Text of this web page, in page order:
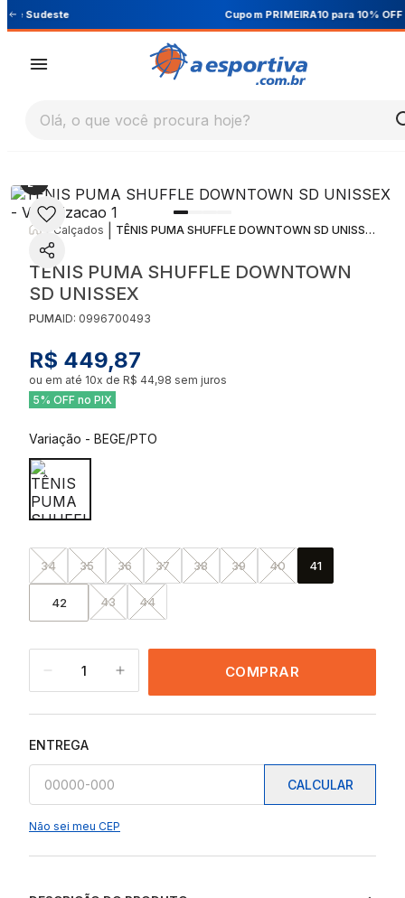
Cupom PRIMEIRA10 para 10% OFF na 1ª compra
Olá, o que você procura hoje?
Calçados TÊNIS PUMA SHUFFLE DOWNTOWN SD UNISSEX
TÊNIS PUMA SHUFFLE DOWNTOWN
SD UNISSEX
PUMAID: 0996700493
R$ 449,87
ou em até 10x de R$ 44,98 sem juros
5% OFF no PIX
Variação - BEGE/PTO
34 35 36 37 38 39 40 41
42 43 44
1 COMPRAR
ENTREGA
CALCULAR
Não sei meu CEP